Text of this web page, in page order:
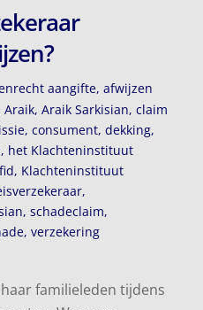
aangifte,afwijzen
Araik,Araik Sarkisian,claim
,consument,dekking,
, het Klachteninstituut
, Klachteninstituut
,
,schadeclaim,
,verzekering
familieleden tijdens